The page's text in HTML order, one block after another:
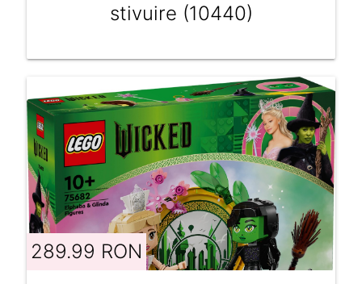
stivuire (10440)
289.99 RON